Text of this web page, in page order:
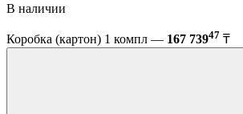
В наличии
Коробка (картон) 1 компл — 167 73947 ₸